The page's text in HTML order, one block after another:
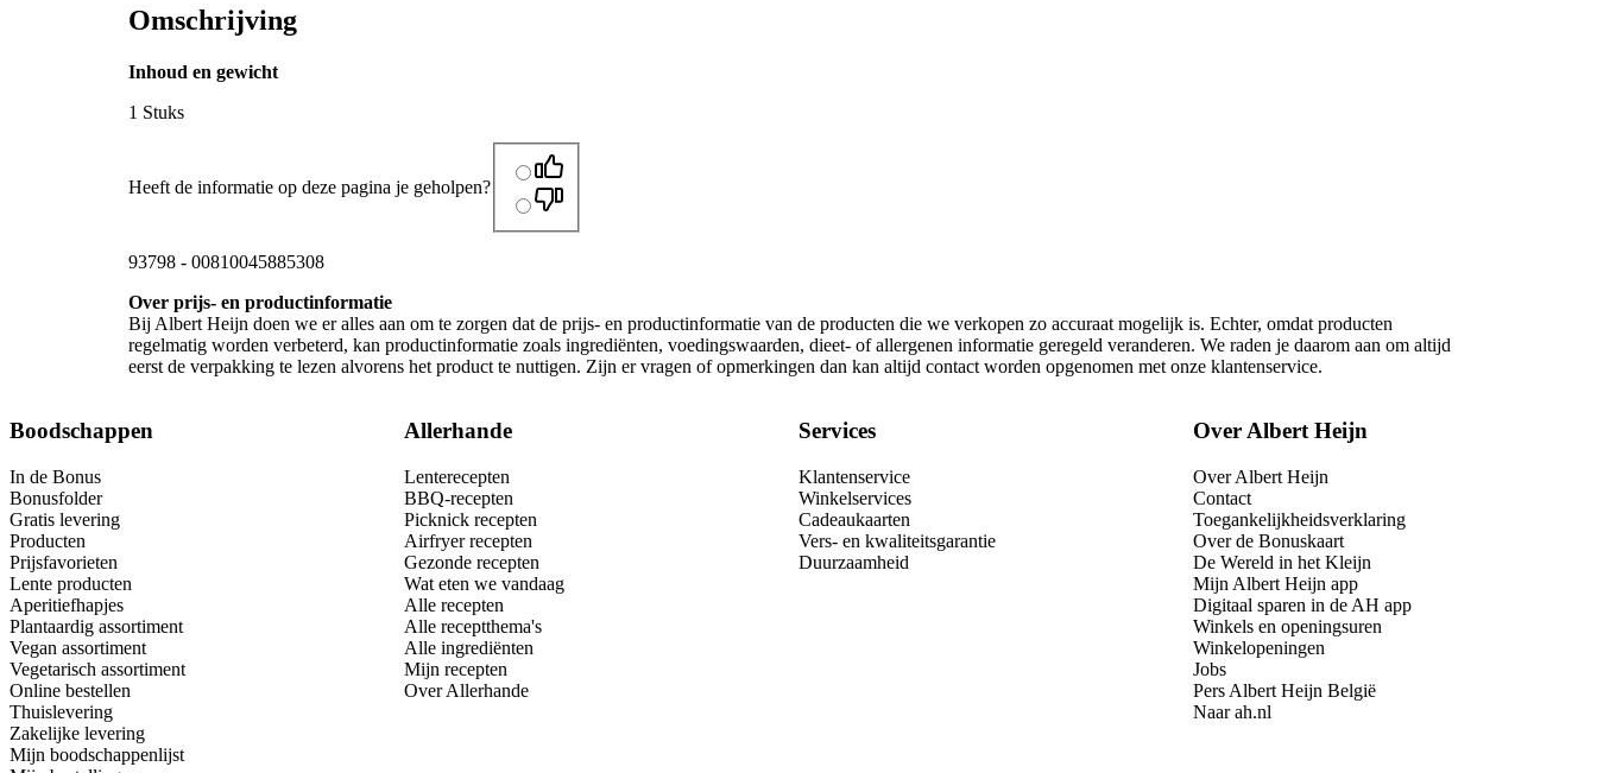
Omschrijving
Inhoud en gewicht
1 Stuks
Heeft de informatie op deze pagina je geholpen?
93798 - 00810045885308
Over prijs- en productinformatie
Bij Albert Heijn doen we er alles aan om te zorgen dat de prijs- en productinformatie van de producten die we verkopen zo accuraat mogelijk is. Echter, omdat producten
regelmatig worden verbeterd, kan productinformatie zoals ingrediënten, voedingswaarden, dieet- of allergenen informatie geregeld veranderen. We raden je daarom aan om altijd
eerst de verpakking te lezen alvorens het product te nuttigen. Zijn er vragen of opmerkingen dan kan altijd contact worden opgenomen met onze klantenservice.
Boodschappen
In de Bonus
Bonusfolder
Gratis levering
Producten
Prijsfavorieten
Lente producten
Aperitiefhapjes
Plantaardig assortiment
Vegan assortiment
Vegetarisch assortiment
Online bestellen
Thuislevering
Zakelijke levering
Mijn boodschappenlijst
Allerhande
Lenterecepten
BBQ-recepten
Picknick recepten
Airfryer recepten
Gezonde recepten
Wat eten we vandaag
Alle recepten
Alle receptthema's
Alle ingrediënten
Mijn recepten
Over Allerhande
Services
Klantenservice
Winkelservices
Cadeaukaarten
Vers- en kwaliteitsgarantie
Duurzaamheid
Over Albert Heijn
Over Albert Heijn
Contact
Toegankelijkheidsverklaring
Over de Bonuskaart
De Wereld in het Kleijn
Mijn Albert Heijn app
Digitaal sparen in de AH app
Winkels en openingsuren
Winkelopeningen
Jobs
Pers Albert Heijn België
Naar ah.nl